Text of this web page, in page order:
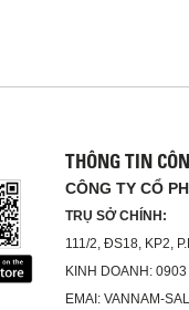
THÔNG TIN
CÔNG TY CỔ
TRỤ SỞ CHÍNH:
111/2, ĐS18, KP2,
KINH DOANH:
EMAI: VANNAM-